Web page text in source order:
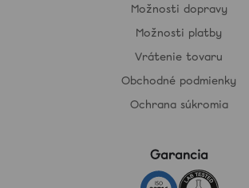
Možnosti dopravy
Možnosti platby
Vrátenie tovaru
Obchodné podmienky
Ochrana súkromia
Garancia